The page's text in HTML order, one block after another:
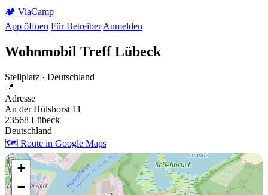
🏕️ ViaCamp
App öffnen Für Betreiber Anmelden
Wohnmobil Treff Lübeck
Stellplatz · Deutschland
📍
Adresse
An der Hülshorst 11
23568 Lübeck
Deutschland
🗺️ Route in Google Maps
+
−